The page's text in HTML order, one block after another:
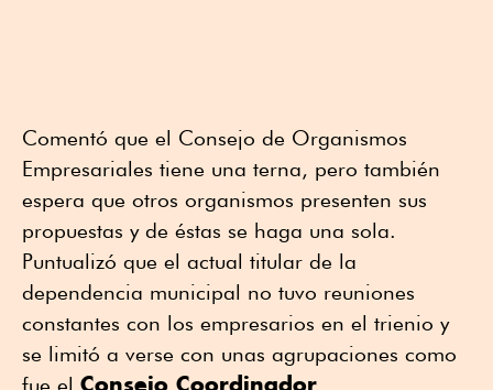
Comentó que el Consejo de Organismos
Empresariales tiene una terna, pero también
espera que otros organismos presenten sus
propuestas y de éstas se haga una sola.
Puntualizó que el actual titular de la
dependencia municipal no tuvo reuniones
constantes con los empresarios en el trienio y
se limitó a verse con unas agrupaciones como
fue el Consejo Coordinador